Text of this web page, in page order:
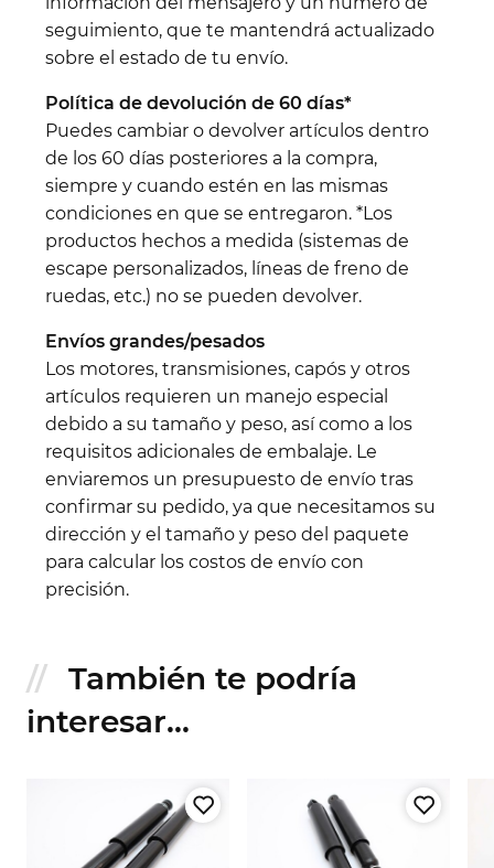
seguimiento, que te mantendrá actualizado
sobre el estado de tu envío.
Política de devolución de 60 días*
Puedes cambiar o devolver artículos dentro
de los 60 días posteriores a la compra,
siempre y cuando estén en las mismas
condiciones en que se entregaron. *Los
productos hechos a medida (sistemas de
escape personalizados, líneas de freno de
ruedas, etc.) no se pueden devolver.
Envíos grandes/pesados
Los motores, transmisiones, capós y otros
artículos requieren un manejo especial
debido a su tamaño y peso, así como a los
requisitos adicionales de embalaje. Le
enviaremos un presupuesto de envío tras
confirmar su pedido, ya que necesitamos su
dirección y el tamaño y peso del paquete
para calcular los costos de envío con
precisión.
También te podría
interesar...